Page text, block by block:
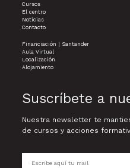
Cursos
El centro
Noticias
Contacto
Financiación | Santander
Aula Virtual
Localización
Alojamiento
Suscríbete a
Nuestra newsletter te
de cursos y acciones